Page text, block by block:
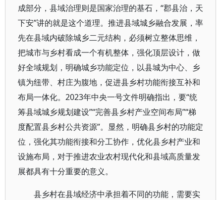
成部分，县域治理则是国家治理的基石，“郡县治，天
下安”讲的就是这个道理。推进县域城乡融合发展，率
先在县域内破除城乡二元结构，必须树立整体思维，
把城市与乡村看成一个有机整体，强化顶层设计，做
好全域规划，明确城乡功能定位，以县城为中心、乡
镇为纽带、村庄为腹地，促进县乡村功能衔接互补和
布局一体化。2023年中央一号文件明确指出，要“统
筹县域城乡规划建设”“完善县乡村产业空间布局”“梯
度配置县乡村公共资源”。显然，明确县乡村的功能定
位，强化其功能衔接和分工协作，优化县乡村产业和
设施布局，对于推进农业农村现代化和县域高质量发
展都具有十分重要的意义。
县乡村在县域经济中承担着不同的功能，需要实